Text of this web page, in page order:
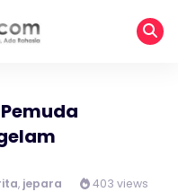
, jepara 403 views